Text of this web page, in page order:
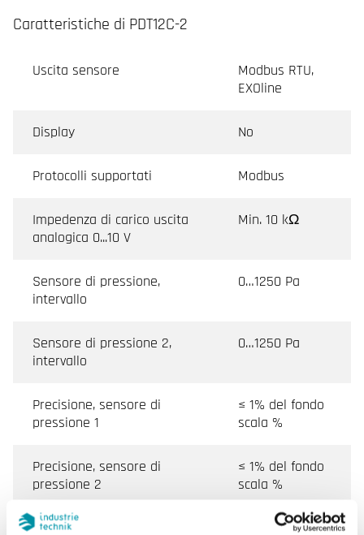
Caratteristiche di PDT12C-2
Uscita sensore
Modbus RTU,
EXOline
Display No
Protocolli supportati Modbus
Impedenza di carico uscita
analogica 0...10 V
Min. 10 kΩ
Sensore di pressione,
intervallo
0…1250 Pa
Sensore di pressione 2,
intervallo
0…1250 Pa
Precisione, sensore di
pressione 1
≤ 1% del fondo
scala %
Precisione, sensore di
pressione 2
≤ 1% del fondo
scala %
Diff. max consentito 25 kPa